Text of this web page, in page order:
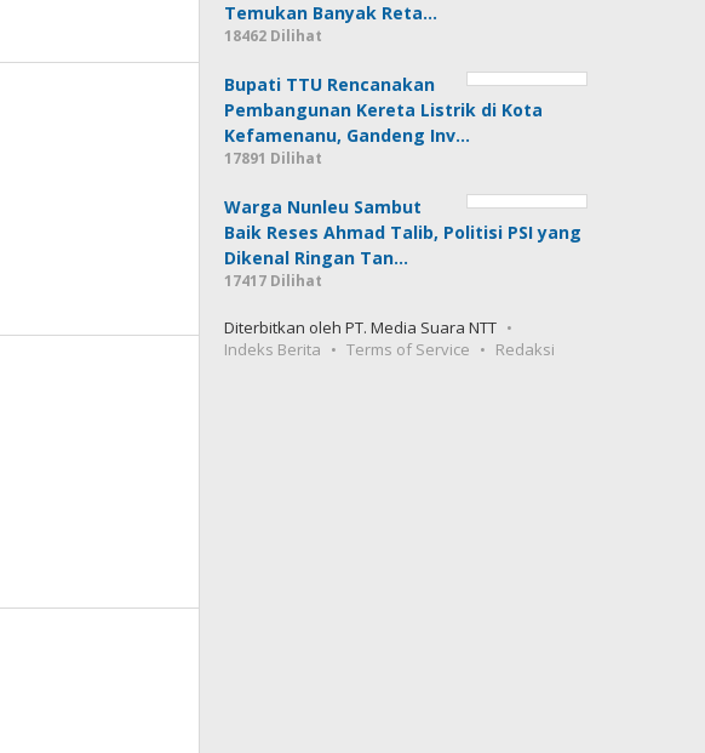
Temukan Banyak Reta…
18462 Dilihat
Bupati TTU Rencanakan
Pembangunan Kereta Listrik di Kota
Kefamenanu, Gandeng Inv…
17891 Dilihat
Warga Nunleu Sambut
Baik Reses Ahmad Talib, Politisi PSI yang
Dikenal Ringan Tan…
17417 Dilihat
Diterbitkan oleh PT. Media Suara NTT
Indeks Berita
Terms of Service Redaksi